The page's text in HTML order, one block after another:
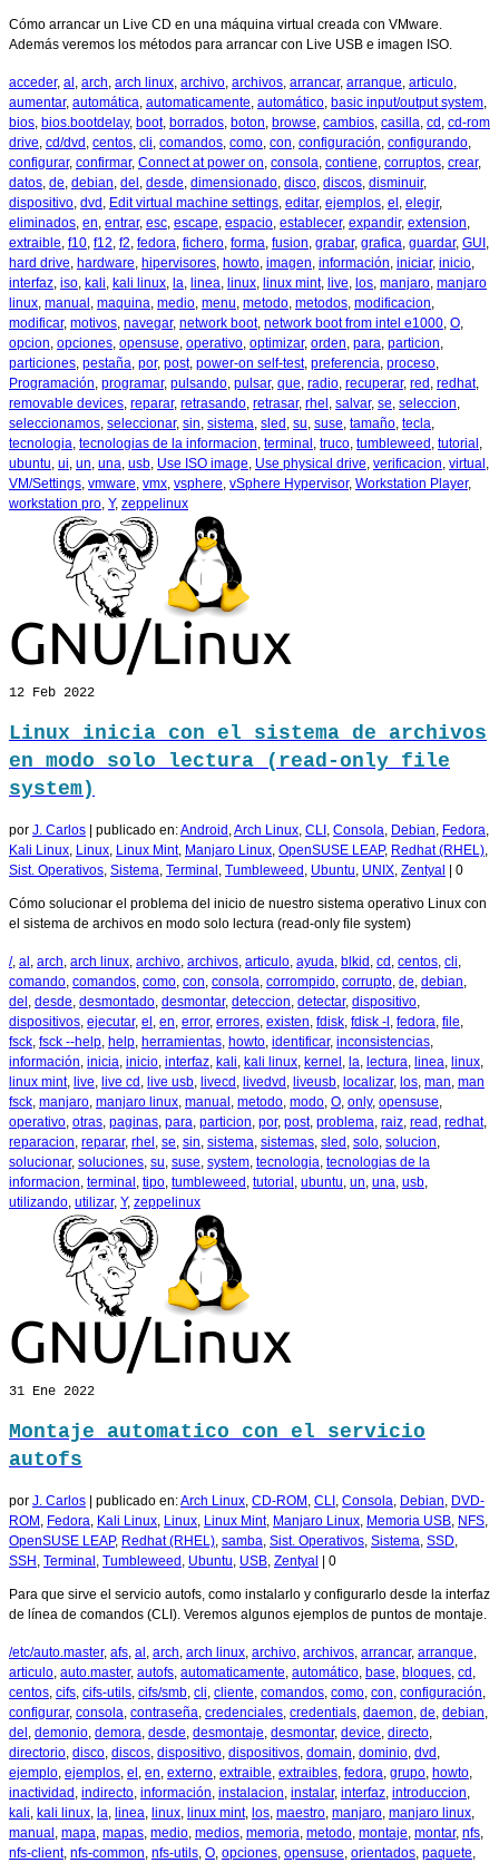
Cómo arrancar un Live CD en una máquina virtual creada con VMware.
Además veremos los métodos para arrancar con Live USB e imagen ISO.
acceder, al arch arch linux archivo archivos arrancar, arranque articulo
aumentar, automática automaticamente automático basic input/output system
bios bios.bootdelay, boot, borrados boton browse cambios casilla cd cd-rom
drive cd/dvd centos cli comandos como con configuración configurando
configurar, confirmar, Connect at power on consola contiene corruptos crear,
datos de debian del desde dimensionado disco discos disminuir,
dispositivo dvd Edit virtual machine settings editar, ejemplos el elegir,
eliminados en entrar, esc escape espacio establecer, expandir, extension
extraible f10 f12 f2 fedora fichero forma fusion grabar, grafica guardar, GUI
hard drive hardware hipervisores howto imagen información iniciar, inicio
interfaz iso kali kali linux la linea linux linux mint, live los manjaro manjaro
linux manual maquina medio menu metodo metodos modificacion
modificar, motivos navegar, network boot, network boot from intel e1000 O
opcion opciones opensuse operativo optimizar, orden para particion
particiones pestaña por, post, power-on self-test, preferencia proceso
Programación programar, pulsando pulsar, que radio recuperar, red redhat,
removable devices reparar, retrasando retrasar, rhel salvar, se seleccion
seleccionamos seleccionar, sin sistema sled su suse tamaño tecla
tecnologia tecnologias de la informacion terminal truco tumbleweed tutorial
ubuntu ui un una usb Use ISO image Use physical drive verificacion virtual
VM/Settings vmware vmx vsphere vSphere Hypervisor, Workstation Player,
workstation pro Y, zeppelinux
12 Feb 2022
Linux inicia con el sistema de archivos
en modo solo lectura (read-only file
system)
por J. Carlos | publicado en:Android Arch Linux CLI Consola Debian Fedora
Kali Linux Linux Linux Mint, Manjaro Linux OpenSUSE LEAP, Redhat (RHEL)
Sist. Operativos Sistema Terminal Tumbleweed Ubuntu UNIX Zentyal | 0
Cómo solucionar el problema del inicio de nuestro sistema operativo Linux con
el sistema de archivos en modo solo lectura (read-only file system)
/, al arch arch linux archivo archivos articulo ayuda blkid cd centos cli
comando comandos como con consola corrompido corrupto de debian
del desde desmontado desmontar, deteccion detectar, dispositivo
dispositivos ejecutar, el en error, errores existen fdisk fdisk -l fedora file
fsck fsck --help help herramientas howto identificar, inconsistencias
información inicia inicio interfaz kali kali linux kernel la lectura linea linux
linux mint, live live cd live usb livecd livedvd liveusb localizar, los man man
fsck manjaro manjaro linux manual metodo modo O only, opensuse
operativo otras paginas para particion por, post, problema raiz read redhat,
reparacion reparar, rhel se sin sistema sistemas sled solo solucion
solucionar, soluciones su suse system tecnologia tecnologias de la
informacion terminal tipo tumbleweed tutorial ubuntu un una usb
utilizando utilizar, Y, zeppelinux
31 Ene 2022
Montaje automatico con el servicio
autofs
por J. Carlos | publicado en:Arch Linux CD-ROM CLI Consola Debian DVD-
ROM Fedora Kali Linux Linux Linux Mint, Manjaro Linux Memoria USB NFS
OpenSUSE LEAP, Redhat (RHEL) samba Sist. Operativos Sistema SSD
SSH Terminal Tumbleweed Ubuntu USB Zentyal | 0
Para que sirve el servicio autofs, como instalarlo y configurarlo desde la interfaz
de línea de comandos (CLI). Veremos algunos ejemplos de puntos de montaje.
/etc/auto.master, afs al arch arch linux archivo archivos arrancar, arranque
articulo auto.master, autofs automaticamente automático base bloques cd
centos cifs cifs-utils cifs/smb cli cliente comandos como con configuración
configurar, consola contraseña credenciales credentials daemon de debian
del demonio demora desde desmontaje desmontar, device directo
directorio disco discos dispositivo dispositivos domain dominio dvd
ejemplo ejemplos el en externo extraible extraibles fedora grupo howto
inactividad indirecto información instalacion instalar, interfaz introduccion
kali kali linux la linea linux linux mint, los maestro manjaro manjaro linux
manual mapa mapas medio medios memoria metodo montaje montar, nfs
nfs-client, nfs-common nfs-utils O opciones opensuse orientados paquete